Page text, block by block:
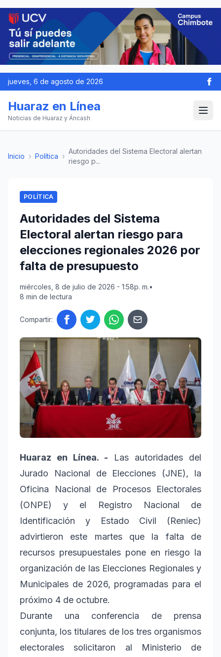
jueves, 6 de agosto de 2026
Huaraz en Línea
Noticias de Huaraz y Áncash
Inicio › Política ›
Autoridades del Sistema Electoral alertan
riesgo p...
POLÍTICA
Autoridades del Sistema
Electoral alertan riesgo para
elecciones regionales 2026 por
falta de presupuesto
miércoles, 8 de julio de 2026 - 1:58p. m.•
8 min de lectura
Compartir:
Huaraz en Línea. - Las autoridades del
Jurado Nacional de Elecciones (JNE), la
Oficina Nacional de Procesos Electorales
(ONPE) y el Registro Nacional de
Identificación y Estado Civil (Reniec)
advirtieron este martes que la falta de
recursos presupuestales pone en riesgo la
organización de las Elecciones Regionales y
Municipales de 2026, programadas para el
próximo 4 de octubre.
Durante una conferencia de prensa
conjunta, los titulares de los tres organismos
electorales solicitaron al Ministerio de